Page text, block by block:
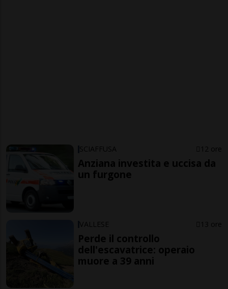
SCIAFFUSA 12 ore
Anziana investita e uccisa da
un furgone
VALLESE 13 ore
Perde il controllo
dell'escavatrice: operaio
muore a 39 anni